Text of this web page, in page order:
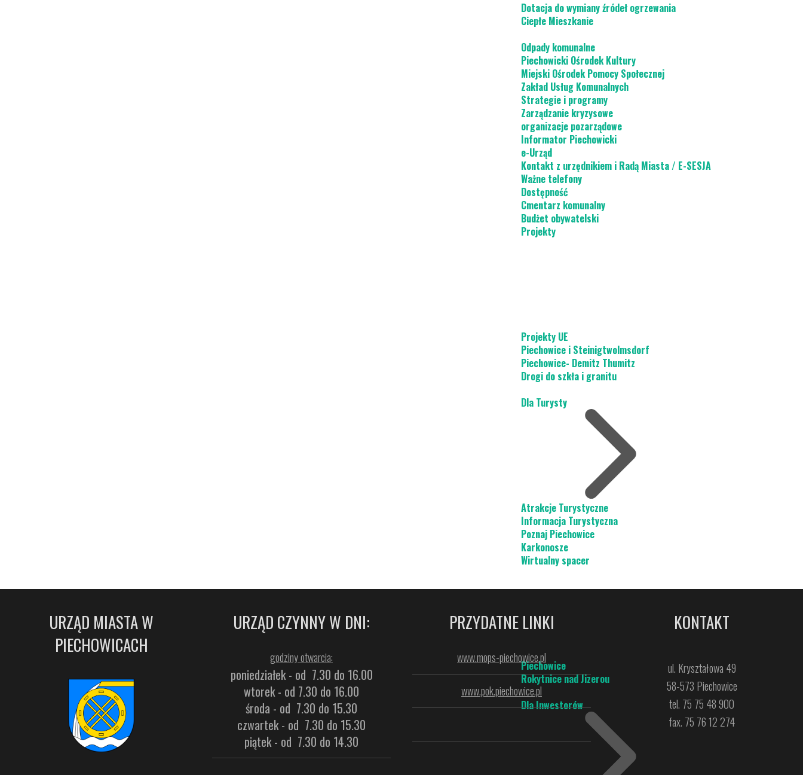
Dotacja do wymiany źródeł ogrzewania
Ciepłe Mieszkanie
Odpady komunalne
Piechowicki Ośrodek Kultury
Miejski Ośrodek Pomocy Społecznej
Zakład Usług Komunalnych
Strategie i programy
Zarządzanie kryzysowe
organizacje pozarządowe
Informator Piechowicki
e-Urząd
Kontakt z urzędnikiem i Radą Miasta / E-SESJA
Ważne telefony
Dostępność
Cmentarz komunalny
Budżet obywatelski
Projekty
Projekty UE
Piechowice i Steinigtwolmsdorf
Piechowice- Demitz Thumitz
Drogi do szkła i granitu
Dla Turysty
Atrakcje Turystyczne
Informacja Turystyczna
Poznaj Piechowice
Karkonosze
Wirtualny spacer
Piechowice
Rokytnice nad Jizerou
Dla Inwestorów
URZĄD MIASTA W
PIECHOWICACH
URZĄD CZYNNY W DNI:
godziny otwarcia:
poniedziałek - od 7.30 do 16.00
wtorek - od 7.30 do 16.00
środa - od 7.30 do 15.30
czwartek - od 7.30 do 15.30
piątek - od 7.30 do 14.30
PRZYDATNE LINKI
www.mops-piechowice.pl
www.pok.piechowice.pl
KONTAKT
ul. Kryształowa 49
58-573 Piechowice
tel. 75 75 48 900
fax. 75 76 12 274